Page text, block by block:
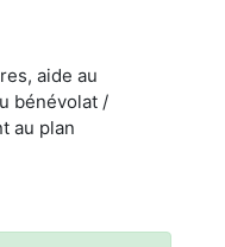
aide au
bénévolat /
au plan